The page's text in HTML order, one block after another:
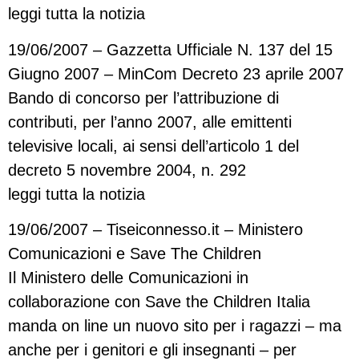
leggi tutta la notizia
19/06/2007 – Gazzetta Ufficiale N. 137 del 15
Giugno 2007 – MinCom Decreto 23 aprile 2007
Bando di concorso per l’attribuzione di
contributi, per l’anno 2007, alle emittenti
televisive locali, ai sensi dell’articolo 1 del
decreto 5 novembre 2004, n. 292
leggi tutta la notizia
19/06/2007 – Tiseiconnesso.it – Ministero
Comunicazioni e Save The Children
Il Ministero delle Comunicazioni in
collaborazione con Save the Children Italia
manda on line un nuovo sito per i ragazzi – ma
anche per i genitori e gli insegnanti – per